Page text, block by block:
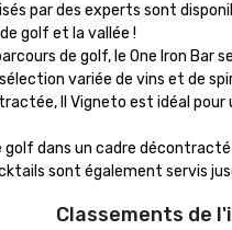
par des experts sont
golf et la vallée !
de golf, le One Iron
variée de vins et de
Il Vigneto est idéal
golf dans un cadre
sont également servis
Classements de